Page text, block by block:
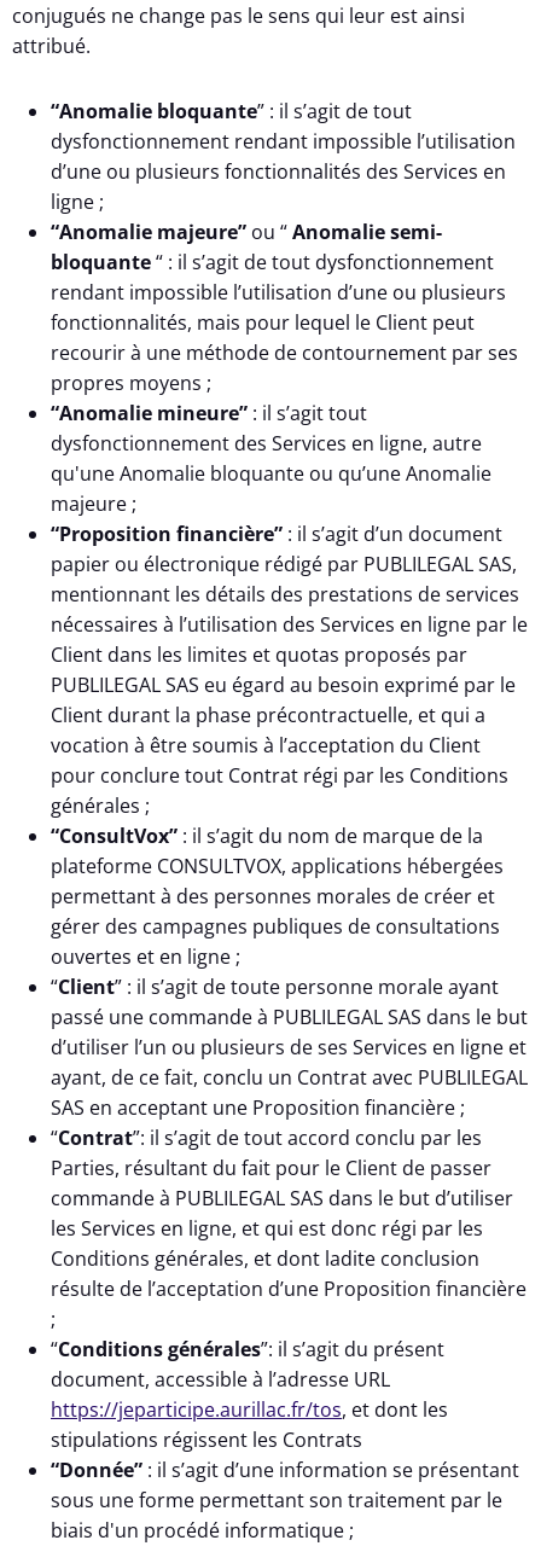
conjugués ne change pas le sens qui leur est ainsi
attribué.
“Anomalie bloquante” : il s’agit de tout
dysfonctionnement rendant impossible l’utilisation
d’une ou plusieurs fonctionnalités des Services en
ligne ;
“Anomalie majeure” ou “Anomalie semi-
bloquante“ : il s’agit de tout dysfonctionnement
rendant impossible l’utilisation d’une ou plusieurs
fonctionnalités, mais pour lequel le Client peut
recourir à une méthode de contournement par ses
propres moyens ;
“Anomalie mineure” : il s’agit tout
dysfonctionnement des Services en ligne, autre
qu'une Anomalie bloquante ou qu’une Anomalie
majeure ;
“Proposition financière” : il s’agit d’un document
papier ou électronique rédigé par PUBLILEGAL SAS,
mentionnant les détails des prestations de services
nécessaires à l’utilisation des Services en ligne par le
Client dans les limites et quotas proposés par
PUBLILEGAL SAS eu égard au besoin exprimé par le
Client durant la phase précontractuelle, et qui a
vocation à être soumis à l’acceptation du Client
pour conclure tout Contrat régi par les Conditions
générales ;
“ConsultVox” : il s’agit du nom de marque de la
plateforme CONSULTVOX, applications hébergées
permettant à des personnes morales de créer et
gérer des campagnes publiques de consultations
ouvertes et en ligne ;
“Client” : il s’agit de toute personne morale ayant
passé une commande à PUBLILEGAL SAS dans le but
d’utiliser l’un ou plusieurs de ses Services en ligne et
ayant, de ce fait, conclu un Contrat avec PUBLILEGAL
SAS en acceptant une Proposition financière ;
“Contrat”: il s’agit de tout accord conclu par les
Parties, résultant du fait pour le Client de passer
commande à PUBLILEGAL SAS dans le but d’utiliser
les Services en ligne, et qui est donc régi par les
Conditions générales, et dont ladite conclusion
résulte de l’acceptation d’une Proposition financière
;
“Conditions générales”: il s’agit du présent
document, accessible à l’adresse URL
https://jeparticipe.aurillac.fr/tos, et dont les
stipulations régissent les Contrats
“Donnée” : il s’agit d’une information se présentant
sous une forme permettant son traitement par le
biais d'un procédé informatique ;